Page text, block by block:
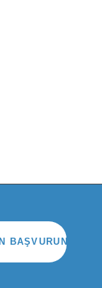
BAŞVURUN